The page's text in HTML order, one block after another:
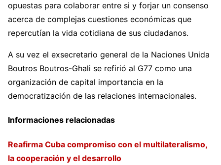
opuestas para colaborar entre si y forjar un consenso
acerca de complejas cuestiones económicas que
repercutían la vida cotidiana de sus ciudadanos.
A su vez el exsecretario general de la Naciones Unida
Boutros Boutros-Ghali se refirió al G77 como una
organización de capital importancia en la
democratización de las relaciones internacionales.
Informaciones relacionadas
Reafirma Cuba compromiso con el multilateralismo,
la cooperación y el desarrollo